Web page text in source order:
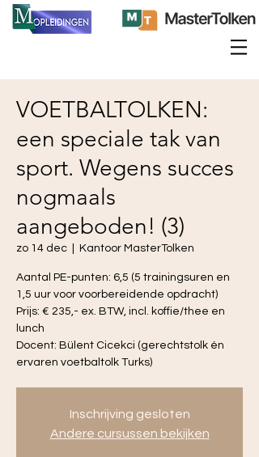
VOETBALTOLKEN:
een speciale tak van
sport. Wegens succes
nogmaals
aangeboden! (3)
zo 14 dec Kantoor MasterTolken
Aantal PE-punten: 6,5 (5 trainingsuren en
1,5 uur voor voorbereidende opdracht)
Prijs: € 235,- ex. BTW, incl. koffie/thee en
lunch
Docent: Bülent Cicekci (gerechtstolk én
Inschrijving gesloten
Andere cursussen bekijken